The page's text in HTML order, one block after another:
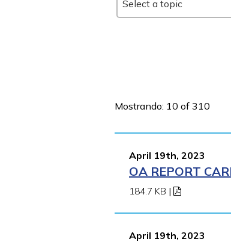
Select a topic
Mostrando: 10 of 310
April 19th, 2023
OA REPORT
184.7 KB |
April 19th, 2023